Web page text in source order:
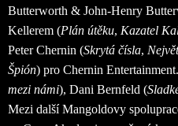
Butterworth & John-Henry
Kellerem (Plán útěku, Kazatel
Peter Chernin (Skrytá čísla,
Špión) pro Chernin
mezi námi), Dani Bernfeld (
Mezi další Mangoldovy